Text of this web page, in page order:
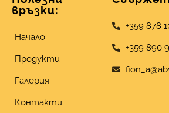
връзки:
Начало
Продукти
Галерия
Контакти
+359 878
+359 890